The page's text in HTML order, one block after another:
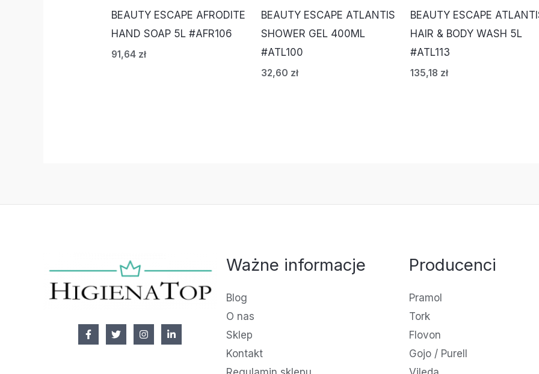
BEAUTY ESCAPE AFRODITE
HAND SOAP 5L #AFR106
91,64 zł
BEAUTY ESCAPE ATLANTIS
SHOWER GEL 400ML
#ATL100
32,60 zł
BEAUTY ESCAPE
HAIR & BODY WASH 5L
#ATL113
135,18 zł
Ważne informacje
Blog
O nas
Sklep
Kontakt
Producenci
Pramol
Tork
Flovon
Gojo / Purell